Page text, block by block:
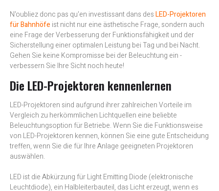
N'oubliez donc pas qu'en investissant dans desLED-Projektoren
für Bahnhöfe ist nicht nur eine ästhetische Frage, sondern auch
eine Frage der Verbesserung der Funktionsfähigkeit und der
Sicherstellung einer optimalen Leistung bei Tag und bei Nacht.
Gehen Sie keine Kompromisse bei der Beleuchtung ein -
verbessern Sie Ihre Sicht noch heute!
Die LED-Projektoren kennenlernen
LED-Projektoren sind aufgrund ihrer zahlreichen Vorteile im
Vergleich zu herkömmlichen Lichtquellen eine beliebte
Beleuchtungsoption für Betriebe. Wenn Sie die Funktionsweise
von LED-Projektoren kennen, können Sie eine gute Entscheidung
treffen, wenn Sie die für Ihre Anlage geeigneten Projektoren
auswählen.
LED ist die Abkürzung für Light Emitting Diode (elektronische
Leuchtdiode), ein Halbleiterbauteil, das Licht erzeugt, wenn es